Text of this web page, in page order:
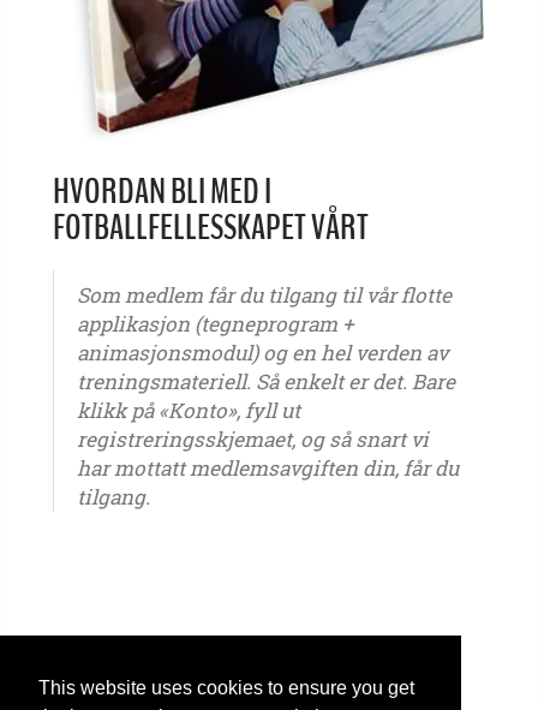
This website uses cookies to ensure you get
HVORDAN BLI MED I
FOTBALLFELLESSKAPET VÅRT
Som medlem får du tilgang til vår flotte
applikasjon (tegneprogram +
animasjonsmodul) og en hel verden av
treningsmateriell. Så enkelt er det. Bare
klikk på «Konto», fyll ut
registreringsskjemaet, og så snart vi
har mottatt medlemsavgiften din, får du
tilgang.